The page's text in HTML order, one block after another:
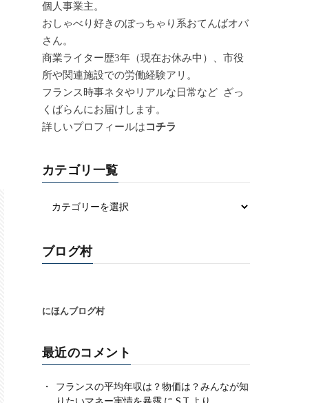
個人事業主。
おしゃべり好きのぽっちゃり系おてんばオバ
さん。
商業ライター歴3年（現在お休み中）、市役
所や関連施設での労働経験アリ。
フランス時事ネタやリアルな日常など ざっ
くばらんにお届けします。
詳しいプロフィールはコチラ
カテゴリ一覧
ブログ村
りたいマネー実情を暴露 にS.Tより